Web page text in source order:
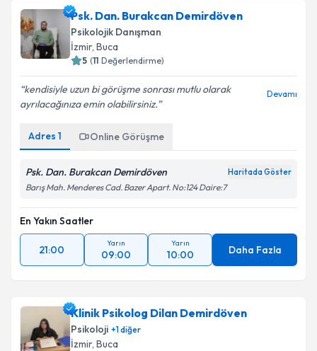
Psk. Dan. Burakcan Demirdöven
Psikolojik Danışman
İzmir, Buca
5 (11 Değerlendirme)
kendisiyle uzun bi görüşme sonrası mutlu olarak
ayrılacağınıza emin olabilirsiniz.
Devamı
Adres 1 Online Görüşme
Psk. Dan. Burakcan Demirdöven Haritada Göster
Barış Mah. Menderes Cad. Bazer Apart. No:124 Daire:7
En Yakın Saatler
21:00
Yarın
09:00
Yarın
10:00 Daha Fazla
Klinik Psikolog Dilan Demirdöven
Psikoloji +1diğer
İzmir, Buca